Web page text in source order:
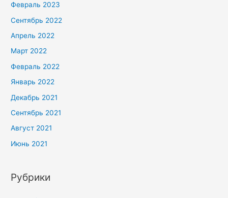
Февраль 2023
Сентябрь 2022
Апрель 2022
Март 2022
Февраль 2022
Январь 2022
Декабрь 2021
Сентябрь 2021
Август 2021
Июнь 2021
Рубрики